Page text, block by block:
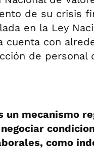
de su crisis
en la Ley
cuenta con
de personal
un mecanismo
como